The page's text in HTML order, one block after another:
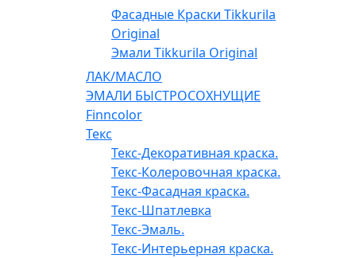
Фасадные Краски Tikkurila
Original
Эмали Tikkurila Original
ЛАК/МАСЛО
ЭМАЛИ БЫСТРОСОХНУЩИЕ
Finncolor
Текс
Текс-Декоративная краска.
Текс-Колеровочная краска.
Текс-Фасадная краска.
Текс-Шпатлевка
Текс-Эмаль.
Текс-Интерьерная краска.